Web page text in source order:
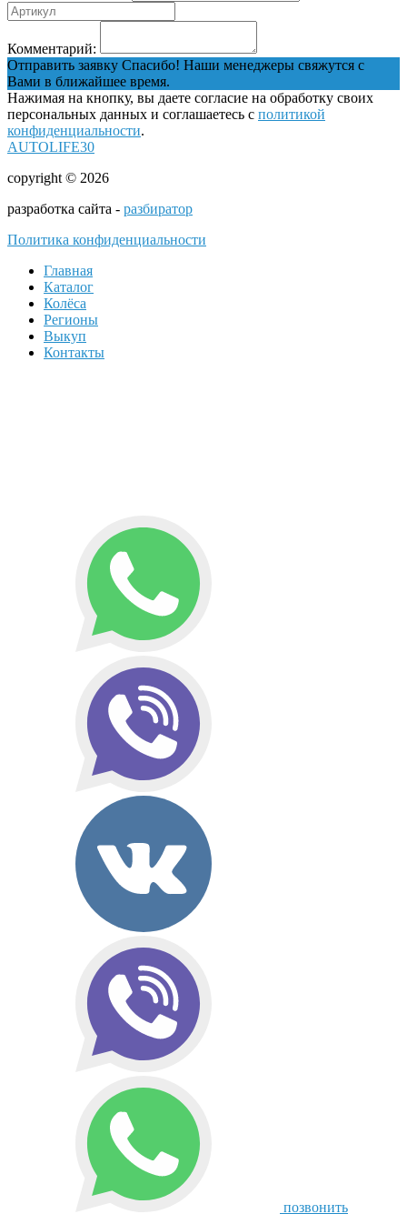
Комментарий:
Отправить заявку Спасибо! Наши менеджеры свяжутся с
Вами в ближайшее время.
Нажимая на кнопку, вы даете согласие на обработку своих
персональных данных и соглашаетесь с политикой
конфиденциальности.
AUTOLIFE30
copyright © 2026
разработка сайта - разбиратор
Политика конфиденциальности
Главная
Каталог
Колёса
Регионы
Выкуп
Контакты
позвонить